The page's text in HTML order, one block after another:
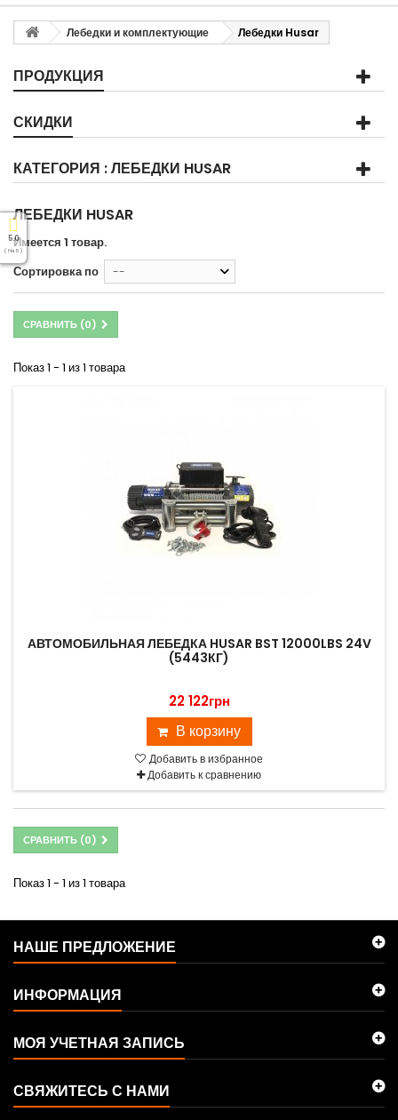
Лебедки и комплектующие Лебедки Husar
ПРОДУКЦИЯ
СКИДКИ
КАТЕГОРИЯ : ЛЕБЕДКИ HUSAR
ЛЕБЕДКИ HUSAR
Имеется 1 товар.
Сортировка по
--
СРАВНИТЬ (0)
Показ 1 - 1 из 1 товара
АВТОМОБИЛЬНАЯ ЛЕБЕДКА HUSAR BST 12000LBS 24V
(5443КГ)
22 122грн
В корзину
Добавить в избранное
Добавить к сравнению
СРАВНИТЬ (0)
Показ 1 - 1 из 1 товара
5.0
( На 5 )
НАШЕ ПРЕДЛОЖЕНИЕ
ИНФОРМАЦИЯ
МОЯ УЧЕТНАЯ ЗАПИСЬ
СВЯЖИТЕСЬ С НАМИ